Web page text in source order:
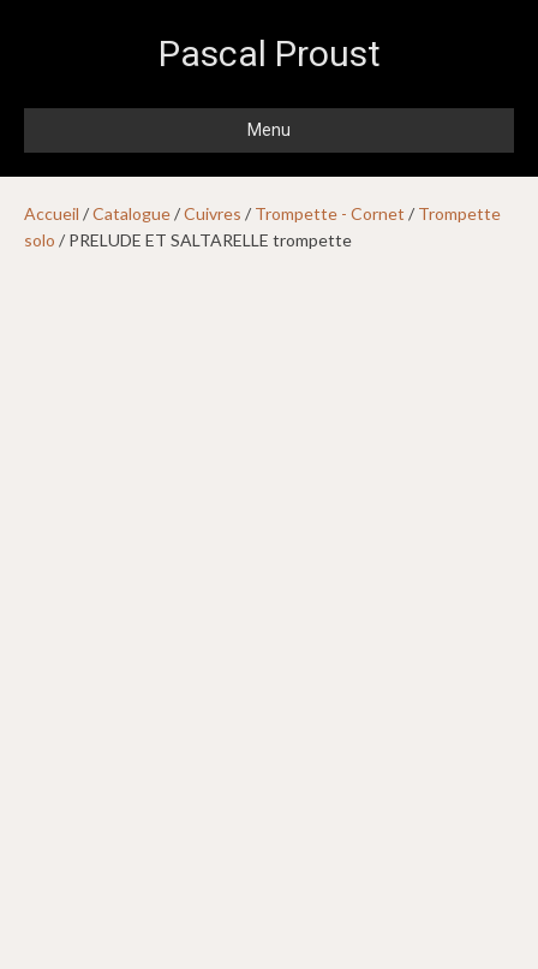
Pascal Proust
Menu
Accueil /Catalogue/Cuivres / Trompette - Cornet / Trompette
solo / PRELUDE ET SALTARELLE trompette